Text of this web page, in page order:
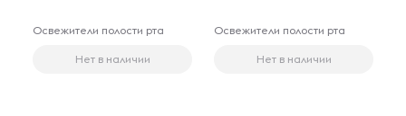
Освежители полости рта
Нет в наличии
Освежители полости рта
Нет в наличии